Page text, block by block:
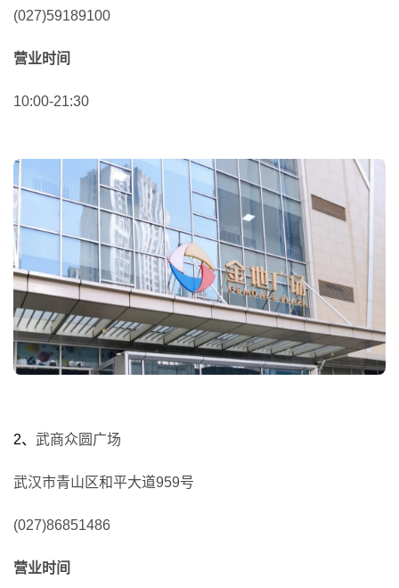
(027)59189100
营业时间
10:00-21:30
2、 武商众圆广场
武汉市青山区和平大道959号
(027)86851486
营业时间